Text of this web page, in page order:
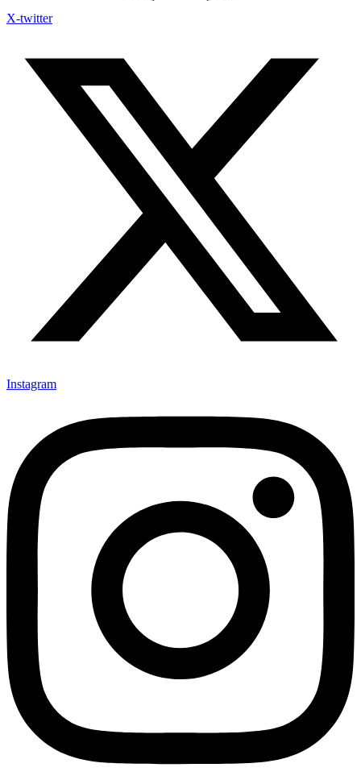
X-twitter
Instagram